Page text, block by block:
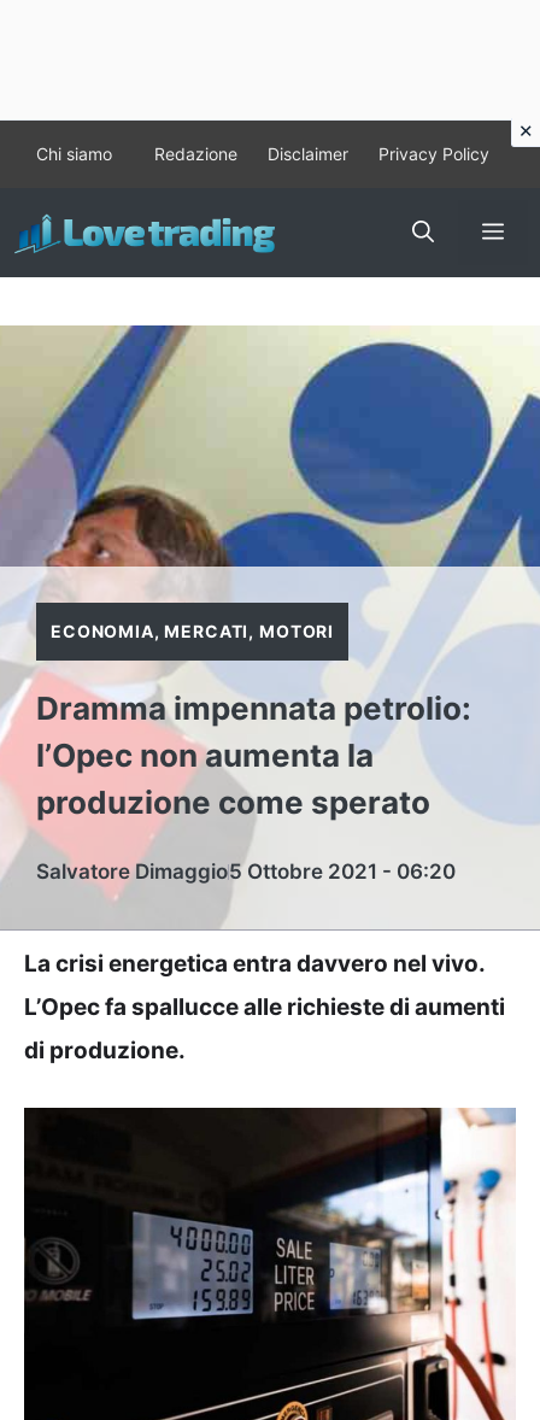
contenuto
Chi siamo Redazione Disclaimer Privacy Policy
ECONOMIA,MERCATI, MOTORI
Dramma impennata petrolio:
l’Opec non aumenta la
produzione come sperato
Salvatore Dimaggio5 Ottobre 2021 - 06:20
La crisi energetica entra davvero nel vivo.
L’Opec fa spallucce alle richieste di aumenti
di produzione.